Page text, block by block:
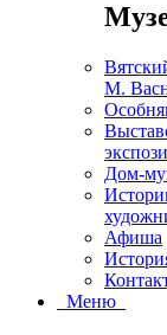
М.
Дом-
Афиша
Меню